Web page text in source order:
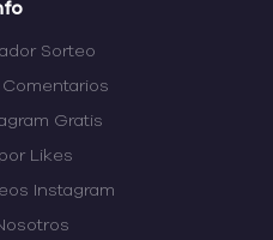
Sorteo
Gratis
Likes
Instagram